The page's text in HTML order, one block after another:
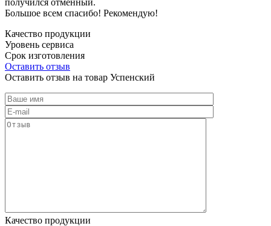
Большое всем спасибо! Рекомендую!
Качество продукции
Уровень сервиса
Срок изготовления
Оставить отзыв
Оставить отзыв на товар Успенский
Качество продукции